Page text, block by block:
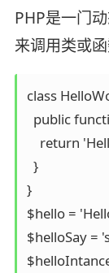
PHP是一门
来调用类或函
class
public
return
  }
}
$hello =
$helloSay =